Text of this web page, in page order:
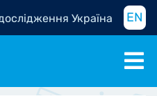
Україна EN